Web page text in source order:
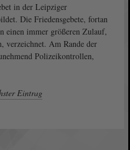
in der Leipziger
Die Friedensgebete, fortan
einen immer größeren Zulauf,
verzeichnet. Am Rande der
Polizeikontrollen,
Eintrag